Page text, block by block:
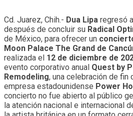
Cd. Juarez, Chih.- Dua Lipa regresó
después de concluir su Radical
de México, para ofrecer un
Moon Palace The Grand de
realizada el 12 de diciembre de
evento corporativo anual Quest by
Remodeling, una celebración de fin
empresa estadounidense Power
concierto no fue abierto al público
la atención nacional e internacional